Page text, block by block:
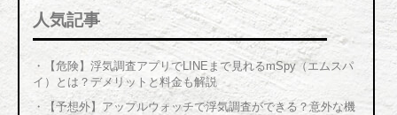
人気記事
・
【危険】浮気調査アプリでLINEまで見れるmSpy（エムスパ
イ）とは？デメリットと料金も解説
・ 【予想外】アップルウォッチで浮気調査ができる？意外な機